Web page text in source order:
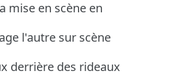
mise en scène en
l'autre sur scène
derrière des rideaux